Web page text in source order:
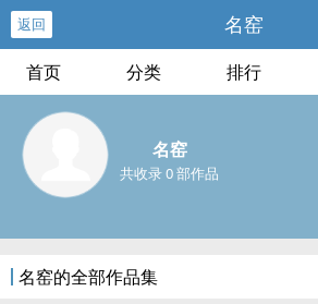
返回 名窑
首页 分类 排行
名窑
共收录 0 部作品
名窑的全部作品集